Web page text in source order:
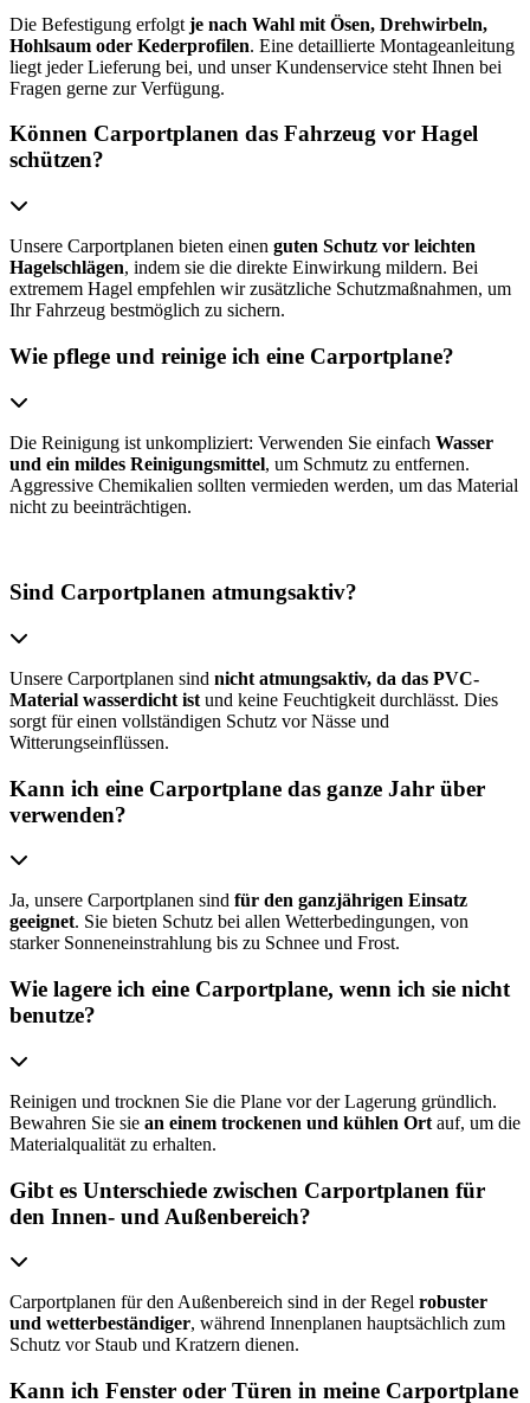
Die Befestigung erfolgt je nach Wahl mit Ösen, Drehwirbeln,
Hohlsaum oder Kederprofilen. Eine detaillierte Montageanleitung
liegt jeder Lieferung bei, und unser Kundenservice steht Ihnen bei
Fragen gerne zur Verfügung.
Können Carportplanen das Fahrzeug vor Hagel
schützen?
Unsere Carportplanen bieten einen guten Schutz vor leichten
Hagelschlägen, indem sie die direkte Einwirkung mildern. Bei
extremem Hagel empfehlen wir zusätzliche Schutzmaßnahmen, um
Ihr Fahrzeug bestmöglich zu sichern.
Wie pflege und reinige ich eine Carportplane?
Die Reinigung ist unkompliziert: Verwenden Sie einfach Wasser
und ein mildes Reinigungsmittel, um Schmutz zu entfernen.
Aggressive Chemikalien sollten vermieden werden, um das Material
nicht zu beeinträchtigen.
Sind Carportplanen atmungsaktiv?
Unsere Carportplanen sind nicht atmungsaktiv, da das PVC-
Material wasserdicht ist und keine Feuchtigkeit durchlässt. Dies
sorgt für einen vollständigen Schutz vor Nässe und
Witterungseinflüssen.
Kann ich eine Carportplane das ganze Jahr über
verwenden?
Ja, unsere Carportplanen sind für den ganzjährigen Einsatz
geeignet. Sie bieten Schutz bei allen Wetterbedingungen, von
starker Sonneneinstrahlung bis zu Schnee und Frost.
Wie lagere ich eine Carportplane, wenn ich sie nicht
benutze?
Reinigen und trocknen Sie die Plane vor der Lagerung gründlich.
Bewahren Sie sie an einem trockenen und kühlen Ort auf, um die
Materialqualität zu erhalten.
Gibt es Unterschiede zwischen Carportplanen für
den Innen- und Außenbereich?
Carportplanen für den Außenbereich sind in der Regel robuster
und wetterbeständiger, während Innenplanen hauptsächlich zum
Schutz vor Staub und Kratzern dienen.
Kann ich Fenster oder Türen in meine Carportplane